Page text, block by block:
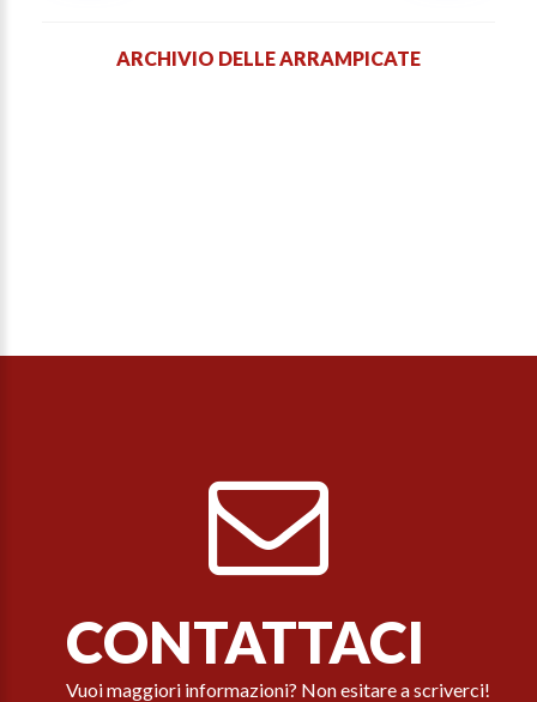
ARCHIVIO DELLE ARRAMPICATE
CONTATTACI
Vuoi maggiori informazioni? Non esitare a scriverci!